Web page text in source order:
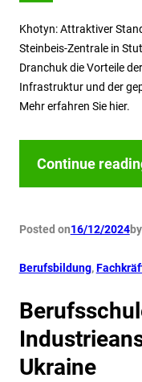
Khotyn: Attraktiver
Steinbeis-Zentrale in
Dranchuk die Vorteile
Infrastruktur und der
Mehr erfahren Sie hier.
Continue
Posted on16/12/2024by
Berufsbildung,
Ukraine